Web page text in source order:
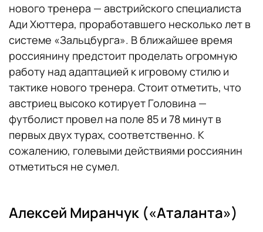
нового тренера — австрийского специалиста
Ади Хюттера, проработавшего несколько лет в
системе «Зальцбурга». В ближайшее время
россиянину предстоит проделать огромную
работу над адаптацией к игровому стилю и
тактике нового тренера. Стоит отметить, что
австриец высоко котирует Головина —
футболист провел на поле 85 и 78 минут в
первых двух турах, соответственно. К
сожалению, голевыми действиями россиянин
отметиться не сумел.
Алексей Миранчук («Аталанта»)